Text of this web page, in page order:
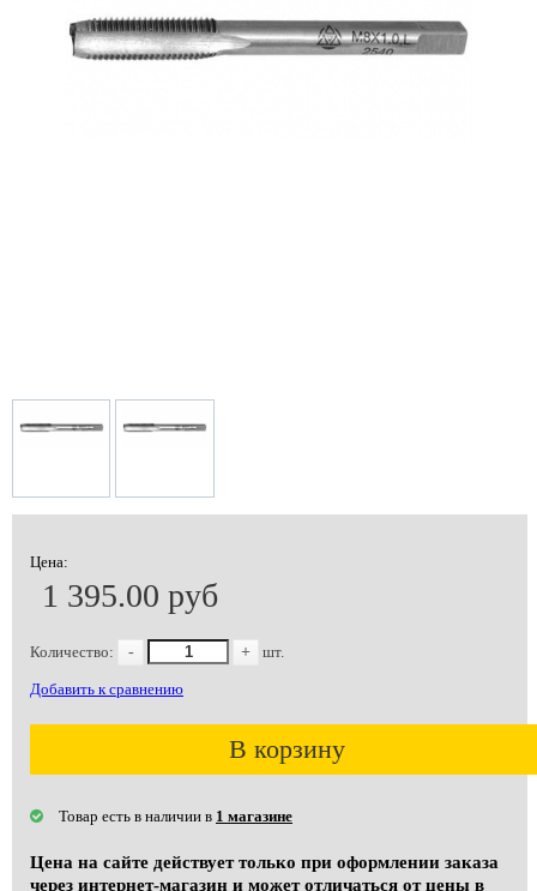
Цена:
1 395.00 руб
Количество: - + шт.
Добавить к сравнению
В корзину
Товар есть в наличии в 1 магазине
Цена на сайте действует только при оформлении заказа
через интернет-магазин и может отличаться от цены в